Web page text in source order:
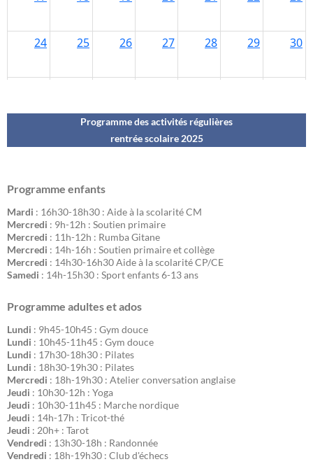
Programme des activités régulières
rentrée scolaire 2025
Programme enfants
Mardi : 16h30-18h30 : Aide à la scolarité CM
Mercredi : 9h-12h : Soutien primaire
Mercredi : 11h-12h : Rumba Gitane
Mercredi : 14h-16h : Soutien primaire et collège
Mercredi : 14h30-16h30 Aide à la scolarité CP/CE
Samedi : 14h-15h30 : Sport enfants 6-13 ans
Programme adultes et ados
Lundi : 9h45-10h45 : Gym douce
Lundi : 10h45-11h45 : Gym douce
Lundi : 17h30-18h30 : Pilates
Lundi : 18h30-19h30 : Pilates
Mercredi : 18h-19h30 : Atelier conversation anglaise
Jeudi : 10h30-12h : Yoga
Jeudi : 10h30-11h45 : Marche nordique
Jeudi : 14h-17h : Tricot-thé
Jeudi : 20h+ : Tarot
Vendredi : 13h30-18h : Randonnée
Vendredi : 18h-19h30 : Club d'échecs